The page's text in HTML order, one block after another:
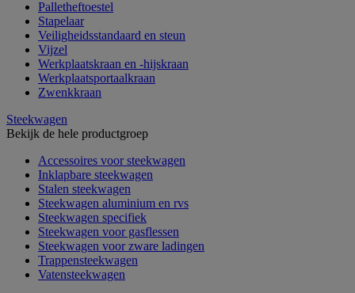
Palletheftoestel
Stapelaar
Veiligheidsstandaard en steun
Vijzel
Werkplaatskraan en -hijskraan
Werkplaatsportaalkraan
Zwenkkraan
Steekwagen
Bekijk de hele productgroep
Accessoires voor steekwagen
Inklapbare steekwagen
Stalen steekwagen
Steekwagen aluminium en rvs
Steekwagen specifiek
Steekwagen voor gasflessen
Steekwagen voor zware ladingen
Trappensteekwagen
Vatensteekwagen